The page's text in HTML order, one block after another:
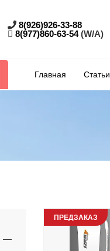
8(926)926-33-88
8(977)860-63-54(W/A)
Главная Статьи
ПРЕДЗАКАЗ